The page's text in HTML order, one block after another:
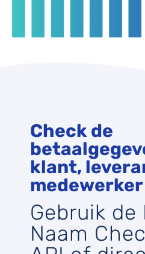
Check de
klant,
medewerker
Gebruik de
Naam